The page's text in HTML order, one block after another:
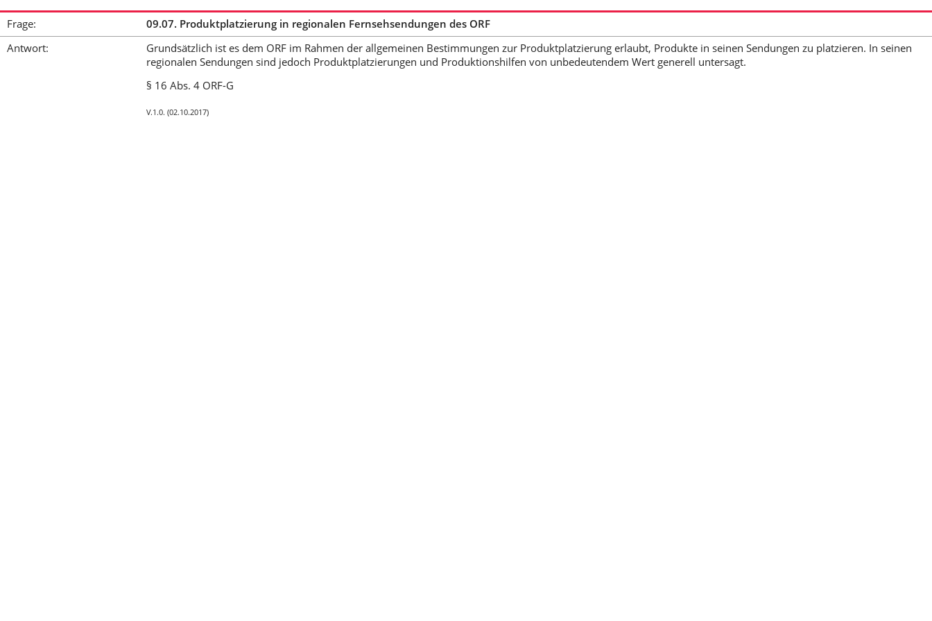
Frage:
09.07. Produktplatzierung in regionalen Fernsehsendungen des ORF
Antwort:
Grundsätzlich ist es dem ORF im Rahmen der allgemeinen Bestimmungen zur Produktplatzierung erlaubt, Produkte in seinen Sendungen zu platzieren. In seinen
regionalen Sendungen sind jedoch Produktplatzierungen und Produktionshilfen von unbedeutendem Wert generell untersagt.
§ 16 Abs. 4 ORF-G
V.1.0. (02.10.2017)